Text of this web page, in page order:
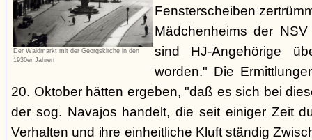
Der Waidmarkt mit der Georgskirche in den
1930er Jahren
Fensterscheiben
Mädchenheims der
sind HJ-Angehörige
worden." Die
20. Oktober hätten ergeben, "daß es sich bei
der sog. Navajos handelt, die seit einiger Zeit
Verhalten und ihre einheitliche Kluft ständig